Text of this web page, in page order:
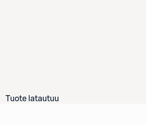
Tuote latautuu